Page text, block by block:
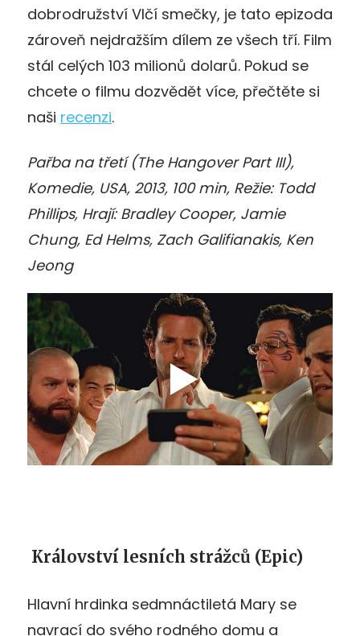
dobrodružství Vlčí smečky, je tato epizoda
zároveň nejdražším dílem ze všech tří. Film
stál celých 103 milionů dolarů. Pokud se
chcete o filmu dozvědět více, přečtěte si
naši recenzi.
Pařba na třetí (The Hangover Part III),
Komedie, USA, 2013, 100 min, Režie: Todd
Phillips, Hrají: Bradley Cooper, Jamie
Chung, Ed Helms, Zach Galifianakis, Ken
Jeong
Království lesních strážců (Epic)
Hlavní hrdinka sedmnáctiletá Mary se
navrací do svého rodného domu a